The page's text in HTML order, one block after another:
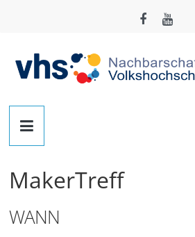
Werkstatt
Brunsbüttel
Der
MakerTreff
WANN